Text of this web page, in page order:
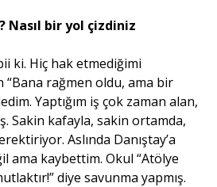
Nasıl bir yol çizdiniz
ki. Hiç hak etmediğimi
“Bana rağmen oldu, ama bir
Yaptığım iş çok zaman alan,
Sakin kafayla, sakin ortamda,
Aslında Danıştay’a
ama kaybettim. Okul “Atölye
diye savunma yapmış.